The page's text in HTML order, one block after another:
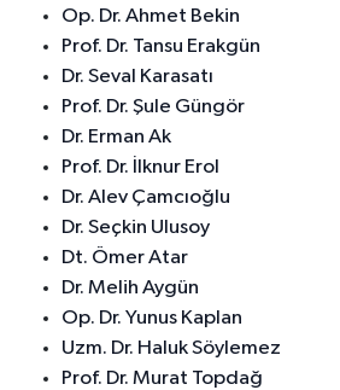
Op. Dr. Ahmet Bekin
Prof. Dr. Tansu Erakgün
Dr. Seval Karasatı
Prof. Dr. Şule Güngör
Dr. Erman Ak
Prof. Dr. İlknur Erol
Dr. Alev Çamcıoğlu
Dr. Seçkin Ulusoy
Dt. Ömer Atar
Dr. Melih Aygün
Op. Dr. Yunus Kaplan
Uzm. Dr. Haluk Söylemez
Prof. Dr. Murat Topdağ